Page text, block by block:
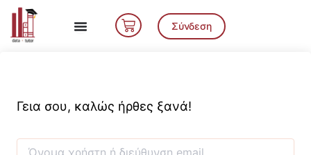
Μετάβαση
περιεχόμενο
Cart Σύνδεση
Γεια σου, καλώς ήρθες ξανά!